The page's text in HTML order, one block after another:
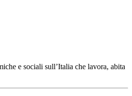
e sociali sull’Italia che lavora, abita